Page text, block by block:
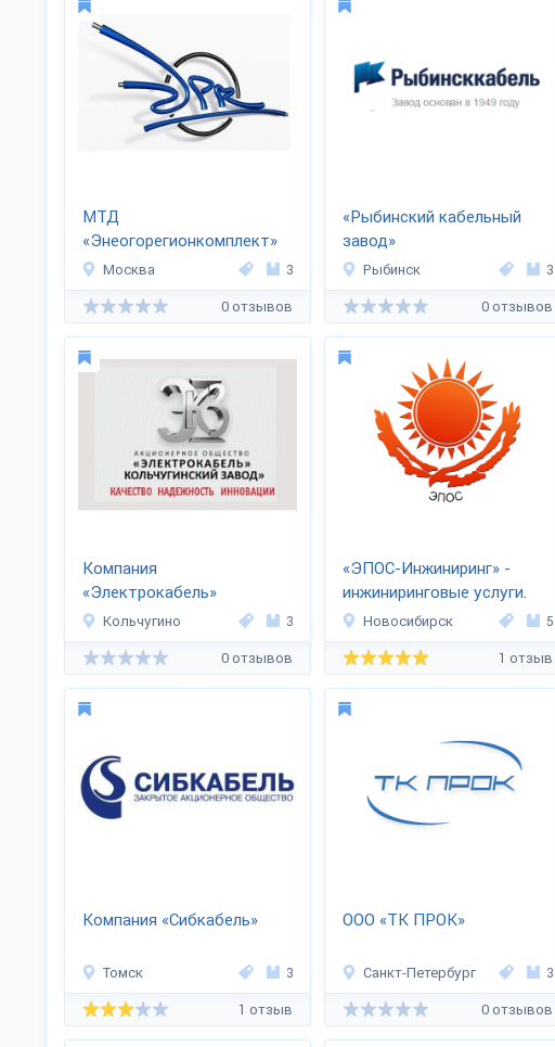
МТД
«Энеогорегионкомплект»
Москва 3
0 отзывов
«Рыбинский кабельный
завод»
Рыбинск 3
0 отзывов
Компания
«Электрокабель»
Кольчугинский завод»
Кольчугино 3
0 отзывов
«ЭПОС-Инжиниринг» -
инжиниринговые услуги.
Новосибирск 5
1 отзыв
Компания «Сибкабель»
Томск 3
1 отзыв
ООО «ТК ПРОК»
Санкт-Петербург 3
0 отзывов